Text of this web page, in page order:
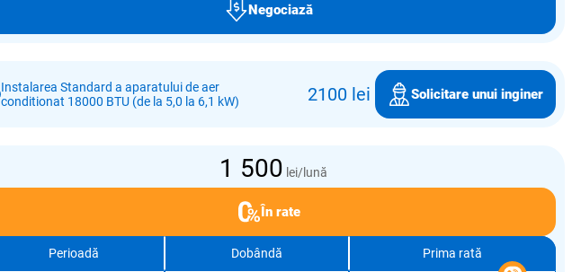
Negociază
Instalarea Standard a aparatului de aer
conditionat 18000 BTU (de la 5,0 la 6,1 kW)
2100 lei Solicitare unui inginer
1 500 lei/lună
În rate
Perioadă Dobândă Prima rată